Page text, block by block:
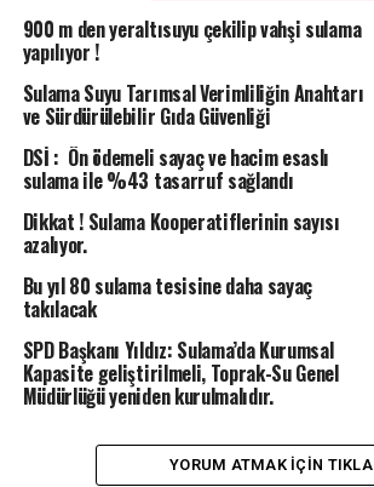
900 m den yeraltısuyu çekilip vahşi sulama
yapılıyor !
Sulama Suyu Tarımsal Verimliliğin Anahtarı
ve Sürdürülebilir Gıda Güvenliği
DSİ : Ön ödemeli sayaç ve hacim esaslı
sulama ile %43 tasarruf sağlandı
Dikkat ! Sulama Kooperatiflerinin sayısı
azalıyor.
Bu yıl 80 sulama tesisine daha sayaç
takılacak
SPD Başkanı Yıldız: Sulama’da Kurumsal
Kapasite geliştirilmeli, Toprak-Su Genel
Müdürlüğü yeniden kurulmalıdır.
YORUM ATMAK IÇIN TIKLA